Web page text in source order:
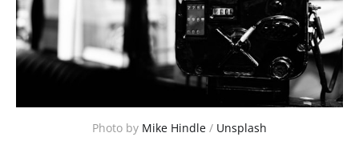
Photo by Mike Hindle / Unsplash